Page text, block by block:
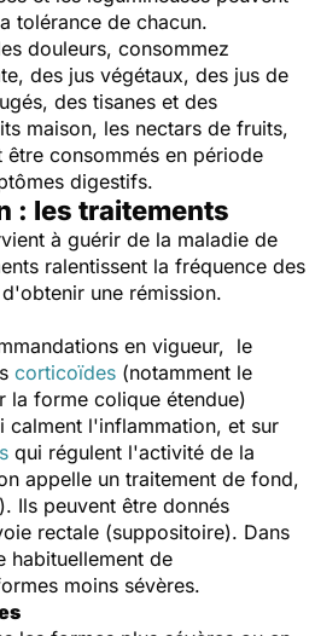
tolérance de chacun.
douleurs, consommez
des jus végétaux, des jus de
des tisanes et des
maison, les nectars de fruits,
consommés en période
digestifs.
: les traitements
à guérir de la maladie de
ralentissent la fréquence des
une rémission.
en vigueur, le
corticoïdes (notamment le
la forme colique étendue)
calment l'inflammation, et sur
qui régulent l'activité de la
appelle un traitement de fond,
Ils peuvent être donnés
rectale (suppositoire). Dans
habituellement de
moins sévères.